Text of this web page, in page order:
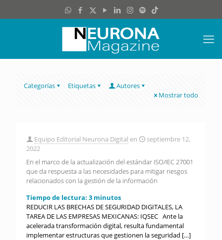
Categorías Etiquetas
Autores
Mostrar todo
Equipo Editorial Neurona Digital en
septiembre 12,
2022
En el marco de la actualización del estándar ISO/IEC 27001
que da respuesta a las necesidades para mitigar riesgos
relacionados con la gestión de la información
Tiempo de lectura: 3 minutos
REDUCIR LAS BRECHAS DE SEGURIDAD DIGITALES, LA
TAREA DE LAS EMPRESAS MEXICANAS: IQSEC Ante la
acelerada transformación digital, resulta fundamental
implementar estructuras que gestionen la seguridad […]